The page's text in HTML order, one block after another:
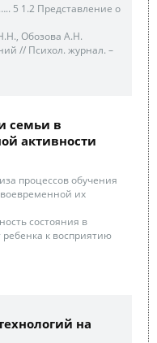
5 1.2 Представление о
Обозова А.Н.
// Психол. журнал. –
семьи в
активности
процессов обучения
их
состояния в
к восприятию
на